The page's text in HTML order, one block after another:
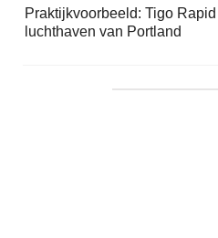
Praktijkvoorbeeld: Tigo
luchthaven van Portland